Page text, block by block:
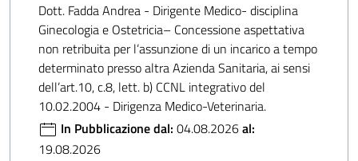
Dott. Fadda Andrea - Dirigente Medico- disciplina
Ginecologia e Ostetricia– Concessione aspettativa
non retribuita per l’assunzione di un incarico a tempo
determinato presso altra Azienda Sanitaria, ai sensi
dell’art.10, c.8, lett. b) CCNL integrativo del
10.02.2004 - Dirigenza Medico-Veterinaria.
In Pubblicazione dal: 04.08.2026al:
19.08.2026